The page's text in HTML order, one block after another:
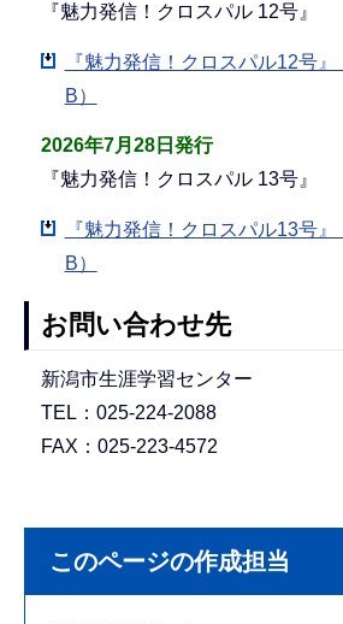
『魅力発信！クロスパル 12号』
『魅力発信！クロスパル12号
B）
2026年7月28日発行
『魅力発信！クロスパル 13号』
『魅力発信！クロスパル13号
B）
お問い合わせ先
新潟市生涯学習センター
TEL：025-224-2088
FAX：025-223-4572
このページの作成担当